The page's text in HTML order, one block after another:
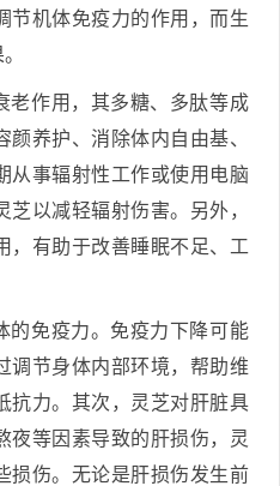
节机体免疫力的作用，而生
老作用，其多糖、多肽等成
养护、消除体内自由基、
从事辐射性工作或使用电脑
以减轻辐射伤害。另外，
，有助于改善睡眠不足、工
的免疫力。免疫力下降可能
调节身体内部环境，帮助维
抗力。其次，灵芝对肝脏具
夜等因素导致的肝损伤，灵
损伤。无论是肝损伤发生前